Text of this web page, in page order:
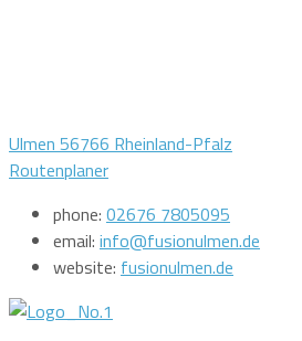
Ulmen 56766 Rheinland-Pfalz
Routenplaner
phone: 02676 7805095
email: info@fusionulmen.de
website: fusionulmen.de